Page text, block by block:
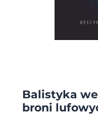
Balistyka
broni